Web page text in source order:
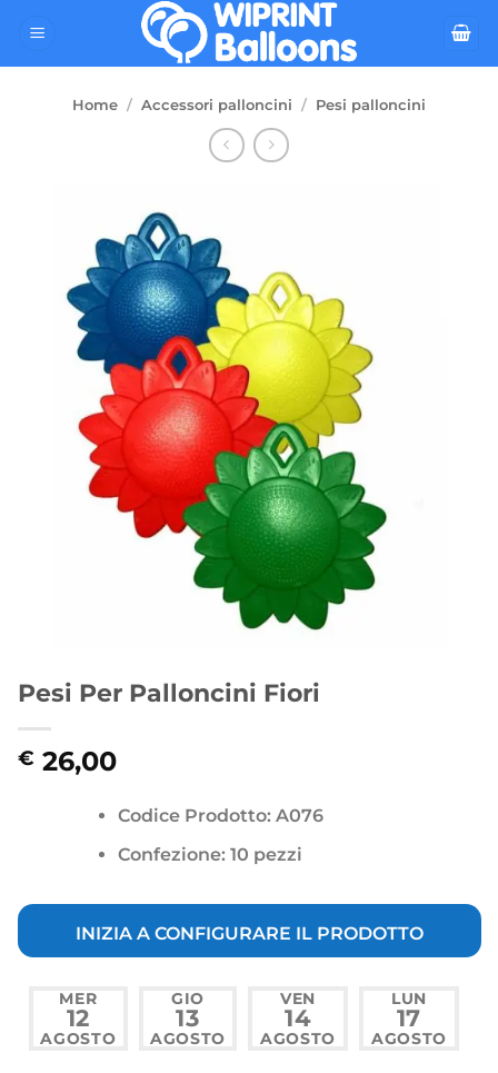
contenuti
Home / Accessori palloncini / Pesi palloncini
Pesi Per Palloncini Fiori
€ 26,00
Codice Prodotto: A076
Confezione: 10 pezzi
INIZIA A CONFIGURARE IL PRODOTTO
MER
12
AGOSTO
GIO
13
AGOSTO
VEN
14
AGOSTO
LUN
17
AGOSTO